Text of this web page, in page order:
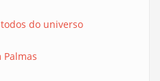
todos do universo
Palmas